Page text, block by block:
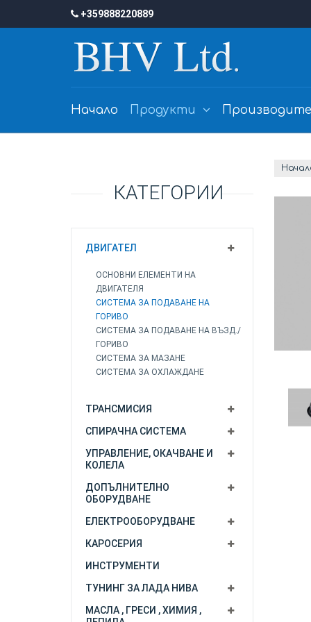
+359888220889
Начало Продукти
КАТЕГОРИИ
ДВИГАТЕЛ
ОСНОВНИ ЕЛЕМЕНТИ НА
ДВИГАТЕЛЯ
СИСТЕМА ЗА ПОДАВАНЕ НА
ГОРИВО
СИСТЕМА ЗА ПОДАВАНЕ НА ВЪЗД./
ГОРИВО
СИСТЕМА ЗА МАЗАНЕ
СИСТЕМА ЗА ОХЛАЖДАНЕ
ТРАНСМИСИЯ
СПИРАЧНА СИСТЕМА
УПРАВЛЕНИЕ, ОКАЧВАНЕ И
КОЛЕЛА
ДОПЪЛНИТЕЛНО
ОБОРУДВАНЕ
ЕЛЕКТРООБОРУДВАНЕ
КАРОСЕРИЯ
ИНСТРУМЕНТИ
ТУНИНГ ЗА ЛАДА НИВА
МАСЛА , ГРЕСИ , ХИМИЯ ,